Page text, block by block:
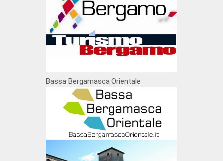
Bassa Bergamasca Orientale